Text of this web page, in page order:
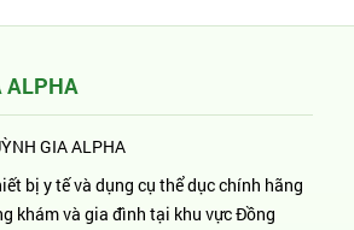
ALPHA
GIA ALPHA
bị y tế và dụng cụ thể dục chính hãng
khám và gia đình tại khu vực Đồng